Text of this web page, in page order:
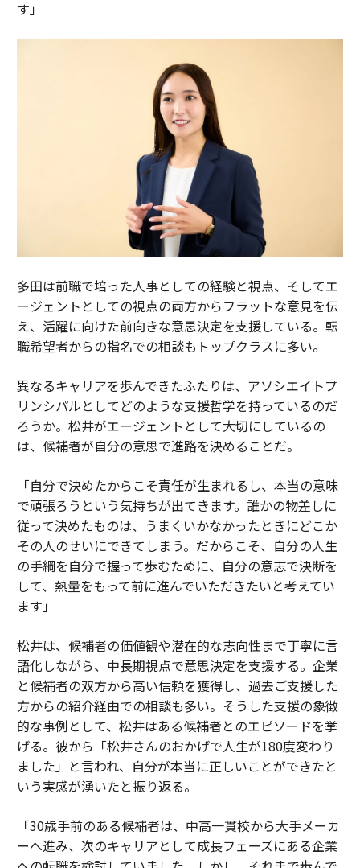
す」
多田は前職で培った人事としての経験と視点、そしてエ
ージェントとしての視点の両方からフラットな意見を伝
え、活躍に向けた前向きな意思決定を支援している。転
職希望者からの指名での相談もトップクラスに多い。
異なるキャリアを歩んできたふたりは、アソシエイトプ
リンシパルとしてどのような支援哲学を持っているのだ
ろうか。松井がエージェントとして大切にしているの
は、候補者が自分の意思で進路を決めることだ。
「自分で決めたからこそ責任が生まれるし、本当の意味
で頑張ろうという気持ちが出てきます。誰かの物差しに
従って決めたものは、うまくいかなかったときにどこか
その人のせいにできてしまう。だからこそ、自分の人生
の手綱を自分で握って歩むために、自分の意志で決断を
して、熱量をもって前に進んでいただきたいと考えてい
ます」
松井は、候補者の価値観や潜在的な志向性まで丁寧に言
語化しながら、中長期視点で意思決定を支援する。企業
と候補者の双方から高い信頼を獲得し、過去ご支援した
方からの紹介経由での相談も多い。そうした支援の象徴
的な事例として、松井はある候補者とのエピソードを挙
げる。彼から「松井さんのおかげで人生が180度変わり
ました」と言われ、自分が本当に正しいことができたと
いう実感が湧いたと振り返る。
「30歳手前のある候補者は、中高一貫校から大手メーカ
ーへ進み、次のキャリアとして成長フェーズにある企業